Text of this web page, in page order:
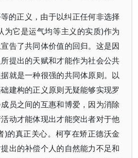
的正义，由于以纠正任何非选择
为它是运气均等主义的实质)作为
告了共同体价值的回归。这是因
提出的天赋和才能作为社会公共
就是一种很强的共同体原则。以
建构的正义原则无疑能够实现罗
员之间的互惠和博爱，因为消除
动才能体现出才能突出者对于他
)的真正关心。柯亨在矫正德沃金
出的补偿个人的自然能力不足和